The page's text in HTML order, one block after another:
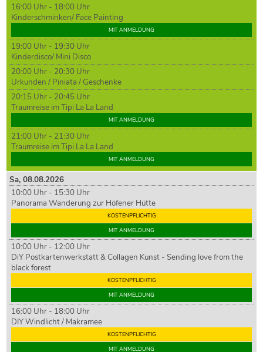
16:00 Uhr - 18:00 Uhr
Kinderschminken/ Face Painting
MIT ANMELDUNG
19:00 Uhr - 19:30 Uhr
Kinderdisco/ Mini Disco
20:00 Uhr - 20:30 Uhr
Urkunden / Piniata / Geschenke
20:15 Uhr - 20:45 Uhr
Traumreise im Tipi La La Land
MIT ANMELDUNG
21:00 Uhr - 21:30 Uhr
Traumreise im Tipi La La Land
MIT ANMELDUNG
Sa,08.08.2026
10:00 Uhr - 15:30 Uhr
Panorama Wanderung zur Höfener Hütte
KOSTENPFLICHTIG
MIT ANMELDUNG
10:00 Uhr - 12:00 Uhr
DiY Postkartenwerkstatt & Collagen Kunst - Sending love from the
black forest
KOSTENPFLICHTIG
MIT ANMELDUNG
16:00 Uhr - 18:00 Uhr
DIY Windlicht / Makramee
KOSTENPFLICHTIG
MIT ANMELDUNG